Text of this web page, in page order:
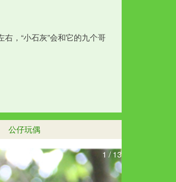
，“小石灰”会和它的九个哥
公仔玩偶
1 /13